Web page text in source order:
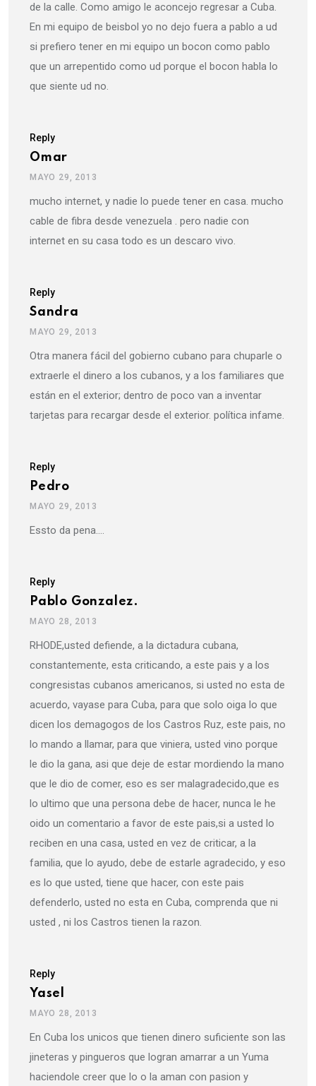
de la calle. Como amigo le aconcejo regresar a Cuba.
En mi equipo de beisbol yo no dejo fuera a pablo a ud
si prefiero tener en mi equipo un bocon como pablo
que un arrepentido como ud porque el bocon habla lo
que siente ud no.
Reply
Omar
MAYO 29, 2013
mucho internet, y nadie lo puede tener en casa. mucho
cable de fibra desde venezuela . pero nadie con
internet en su casa todo es un descaro vivo.
Reply
Sandra
MAYO 29, 2013
Otra manera fácil del gobierno cubano para chuparle o
extraerle el dinero a los cubanos, y a los familiares que
están en el exterior; dentro de poco van a inventar
tarjetas para recargar desde el exterior. política infame.
Reply
Pedro
MAYO 29, 2013
Essto da pena….
Reply
Pablo Gonzalez.
MAYO 28, 2013
RHODE,usted defiende, a la dictadura cubana,
constantemente, esta criticando, a este pais y a los
congresistas cubanos americanos, si usted no esta de
acuerdo, vayase para Cuba, para que solo oiga lo que
dicen los demagogos de los Castros Ruz, este pais, no
lo mando a llamar, para que viniera, usted vino porque
le dio la gana, asi que deje de estar mordiendo la mano
que le dio de comer, eso es ser malagradecido,que es
lo ultimo que una persona debe de hacer, nunca le he
oido un comentario a favor de este pais,si a usted lo
reciben en una casa, usted en vez de criticar, a la
familia, que lo ayudo, debe de estarle agradecido, y eso
es lo que usted, tiene que hacer, con este pais
defenderlo, usted no esta en Cuba, comprenda que ni
usted , ni los Castros tienen la razon.
Reply
Yasel
MAYO 28, 2013
En Cuba los unicos que tienen dinero suficiente son las
jineteras y pingueros que logran amarrar a un Yuma
haciendole creer que lo o la aman con pasion y